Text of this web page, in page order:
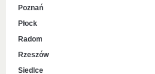
Poznań
Płock
Radom
Rzeszów
Siedlce